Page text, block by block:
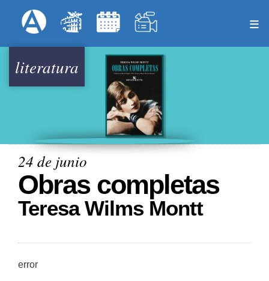
al
principal
Menú Superior
literatura
24 de junio
Obras completas
Teresa Wilms Montt
error